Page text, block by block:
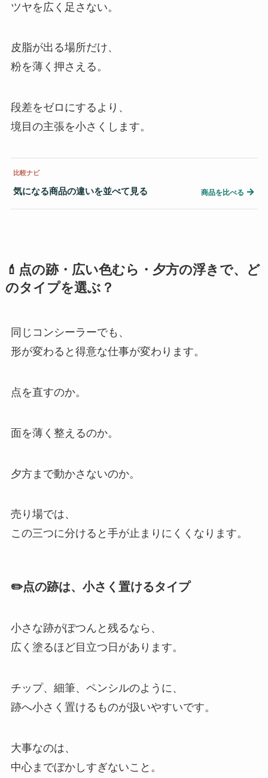
ツヤを広く足さない。
皮脂が出る場所だけ、
粉を薄く押さえる。
段差をゼロにするより、
境目の主張を小さくします。
比較ナビ
気になる商品の違いを並べて見る 商品を比べる →
💄点の跡・広い色むら・夕方の浮きで、ど
のタイプを選ぶ？
同じコンシーラーでも、
形が変わると得意な仕事が変わります。
点を直すのか。
面を薄く整えるのか。
夕方まで動かさないのか。
売り場では、
この三つに分けると手が止まりにくくなります。
✏️点の跡は、小さく置けるタイプ
小さな跡がぽつんと残るなら、
広く塗るほど目立つ日があります。
チップ、細筆、ペンシルのように、
跡へ小さく置けるものが扱いやすいです。
大事なのは、
中心までぼかしすぎないこと。